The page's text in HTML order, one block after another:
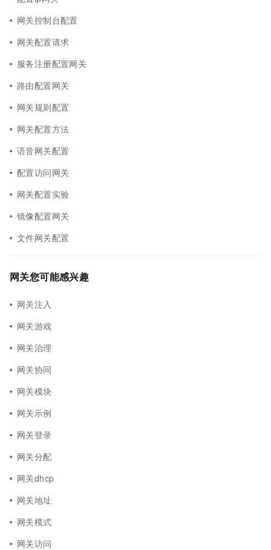
网关控制台配置
网关配置请求
服务注册配置网关
路由配置网关
网关规则配置
网关配置方法
语音网关配置
配置访问网关
网关配置实验
镜像配置网关
文件网关配置
网关您可能感兴趣
网关注入
网关游戏
网关治理
网关协同
网关模块
网关示例
网关登录
网关分配
网关dhcp
网关地址
网关模式
网关访问